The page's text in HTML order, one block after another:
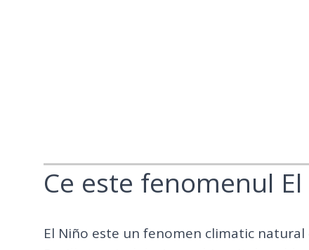
Ce este fenomenul
El Niño este un fenomen climatic